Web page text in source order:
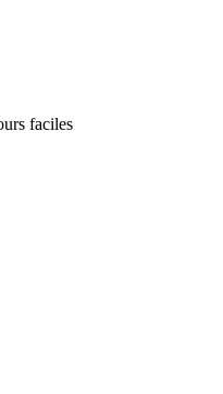
faciles